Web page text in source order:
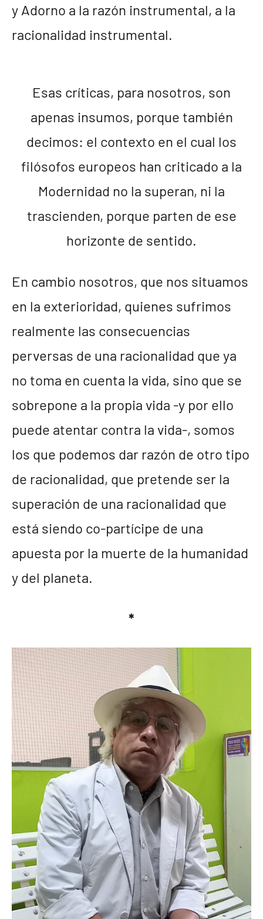
y Adorno a la razón instrumental, a la
racionalidad instrumental.
Esas críticas, para nosotros, son
apenas insumos, porque también
decimos: el contexto en el cual los
filósofos europeos han criticado a la
Modernidad no la superan, ni la
trascienden, porque parten de ese
horizonte de sentido.
En cambio nosotros, que nos situamos
en la exterioridad, quienes sufrimos
realmente las consecuencias
perversas de una racionalidad que ya
no toma en cuenta la vida, sino que se
sobrepone a la propia vida -y por ello
puede atentar contra la vida-, somos
los que podemos dar razón de otro tipo
de racionalidad, que pretende ser la
superación de una racionalidad que
está siendo co-partícipe de una
apuesta por la muerte de la humanidad
y del planeta.
*